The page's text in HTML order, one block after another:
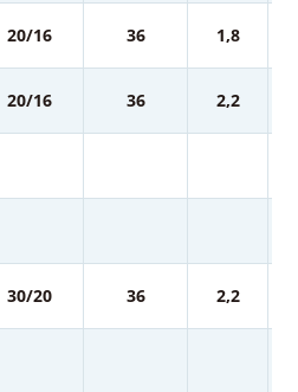
20/16 36 1,8
20/16 36 2,2
30/20 36 2,2